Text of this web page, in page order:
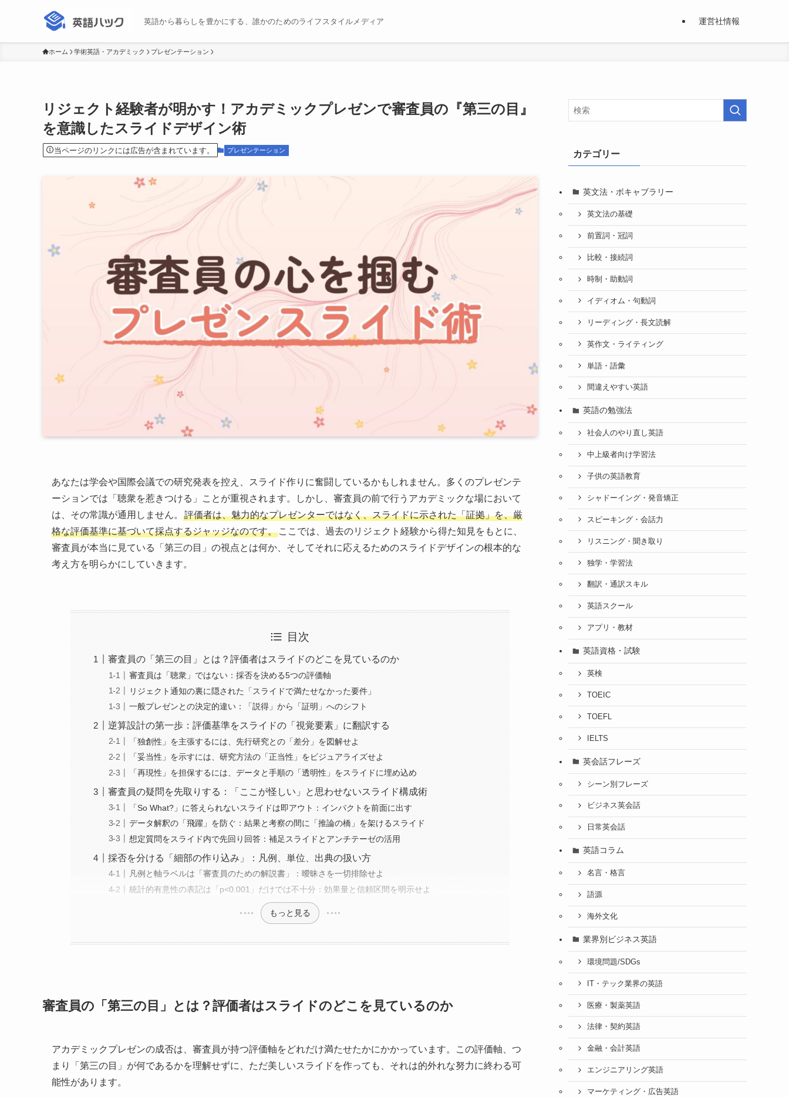
英語から暮らしを豊かにする、誰かのためのライフスタイルメディア 運営社情報
ホーム 学術英語・アカデミック プレゼンテーション
リジェクト経験者が明かす！アカデミックプレゼンで審査員の『第三の目』
を意識したスライドデザイン術
当ページのリンクには広告が含まれています。 プレゼンテーション
あなたは学会や国際会議での研究発表を控え、スライド作りに奮闘しているかもしれません。多くのプレゼンテ
ーションでは「聴衆を惹きつける」ことが重視されます。しかし、審査員の前で行うアカデミックな場において
は、その常識が通用しません。
評価者は、魅力的なプレゼンターではなく、スライドに示された「証拠」を、厳
格な評価基準に基づいて採点するジャッジなのです。 ここでは、過去のリジェクト経験から得た知見をもとに、
審査員が本当に見ている「第三の目」の視点とは何か、そしてそれに応えるためのスライドデザインの根本的な
考え方を明らかにしていきます。
目次
審査員の「第三の目」とは？評価者はスライドのどこを見ているのか
審査員は「聴衆」ではない：採否を決める5つの評価軸
リジェクト通知の裏に隠された「スライドで満たせなかった要件」
一般プレゼンとの決定的違い：「説得」から「証明」へのシフト
逆算設計の第一歩：評価基準をスライドの「視覚要素」に翻訳する
「独創性」を主張するには、先行研究との「差分」を図解せよ
「妥当性」を示すには、研究方法の「正当性」をビジュアライズせよ
「再現性」を担保するには、データと手順の「透明性」をスライドに埋め込め
審査員の疑問を先取りする：「ここが怪しい」と思わせないスライド構成術
「So What?」に答えられないスライドは即アウト：インパクトを前面に出す
データ解釈の「飛躍」を防ぐ：結果と考察の間に「推論の橋」を架けるスライド
想定質問をスライド内で先回り回答：補足スライドとアンチテーゼの活用
採否を分ける「細部の作り込み」：凡例、単位、出典の扱い方
凡例と軸ラベルは「審査員のための解説書」：曖昧さを一切排除せよ
統計的有意性の表記は「p<0.001」だけでは不十分：効果量と信頼区間を明示せよ
もっと見る
審査員の「第三の目」とは？評価者はスライドのどこを見ているのか
アカデミックプレゼンの成否は、審査員が持つ評価軸をどれだけ満たせたかにかかっています。この評価軸、つ
まり「第三の目」が何であるかを理解せずに、ただ美しいスライドを作っても、それは的外れな努力に終わる可
能性があります。
カテゴリー
英文法・ボキャブラリー
英文法の基礎
前置詞・冠詞
比較・接続詞
時制・助動詞
イディオム・句動詞
リーディング・長文読解
英作文・ライティング
単語・語彙
間違えやすい英語
英語の勉強法
社会人のやり直し英語
中上級者向け学習法
子供の英語教育
シャドーイング・発音矯正
スピーキング・会話力
リスニング・聞き取り
独学・学習法
翻訳・通訳スキル
英語スクール
アプリ・教材
英語資格・試験
英検
TOEIC
TOEFL
IELTS
英会話フレーズ
シーン別フレーズ
ビジネス英会話
日常英会話
英語コラム
名言・格言
語源
海外文化
業界別ビジネス英語
環境問題/SDGs
IT・テック業界の英語
医療・製薬英語
法律・契約英語
金融・会計英語
エンジニアリング英語
マーケティング・広告英語